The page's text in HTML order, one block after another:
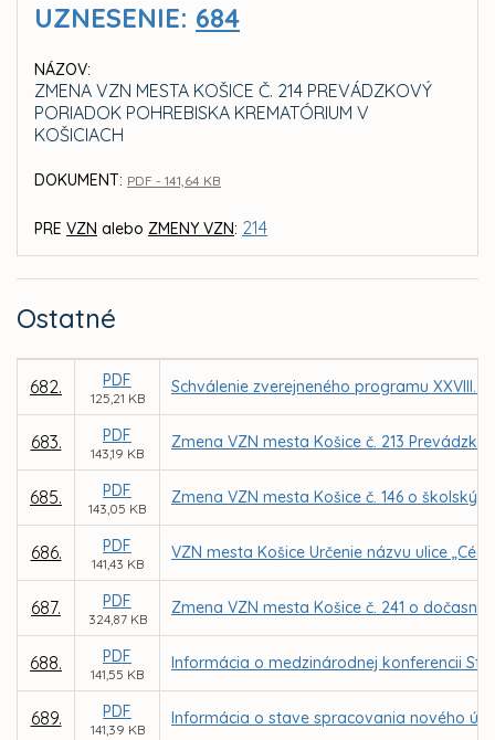
UZNESENIE: 684
NÁZOV:
ZMENA VZN MESTA KOŠICE Č. 214 PREVÁDZKOVÝ
PORIADOK POHREBISKA KREMATÓRIUM V
KOŠICIACH
DOKUMENT: PDF - 141,64 KB
PRE VZN alebo ZMENY VZN: 214
Ostatné
682. PDF
125,21 KB
Schválenie zverejneného programu XXVIII.
683. PDF
143,19 KB
Zmena VZN mesta Košice č. 213
685. PDF
143,05 KB
Zmena VZN mesta Košice č. 146 o
686. PDF
141,43 KB
VZN mesta Košice Určenie názvu ulice
687. PDF
324,87 KB
Zmena VZN mesta Košice č. 241 o
688. PDF
141,55 KB
Informácia o medzinárodnej konferencii
689. PDF
141,39 KB
Informácia o stave spracovania nového